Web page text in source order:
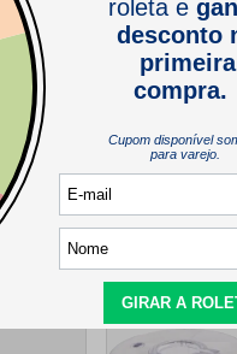
O PRIMEIRO A PERGUNTAR
VIU,TAMBÉM VIU..